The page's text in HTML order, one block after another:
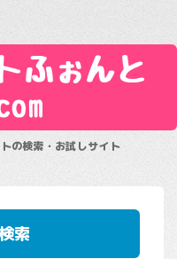
ふぉんと
の検索・お試しサイト
索